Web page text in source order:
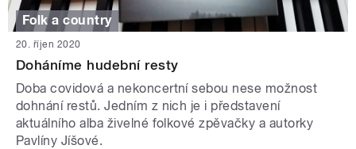
Folk a country
20. říjen 2020
Doháníme hudební resty
Doba covidová a nekoncertní sebou nese možnost
dohnání restů. Jedním z nich je i představení
aktuálního alba živelné folkové zpěvačky a autorky
Pavlíny Jíšové.